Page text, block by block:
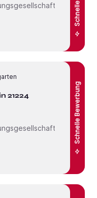
21224
Schnelle Bewerbung